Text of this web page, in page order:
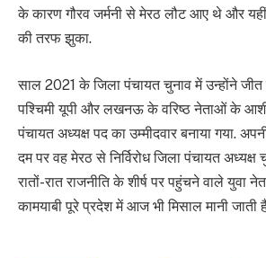
के कारण गौरव जर्मनी से मेरठ लौट आए थे और
की तरफ झुका.
साल 2021 के जिला पंचायत चुनाव में उन्होंने जीत
पश्चिमी यूपी और लखनऊ के वरिष्ठ नेताओं के
पंचायत अध्यक्ष पद का उम्मीदवार बनाया गया.
दम पर वह मेरठ से निर्विरोध जिला पंचायत
रातों-रात राजनीति के शीर्ष पर पहुंचने वाले युवा
कामयाबी पूरे प्रदेश में आज भी मिसाल मानी जाती